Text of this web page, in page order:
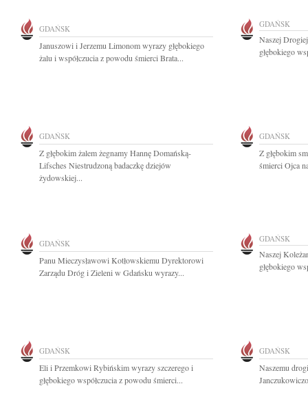
GDAŃSK
Januszowi i Jerzemu Limonom wyrazy głębokiego
żalu i współczucia z powodu śmierci Brata...
GDAŃSK
Naszej
głębokiego
GDAŃSK
Z głębokim żalem żegnamy Hannę Domańską-
Lifsches Niestrudzoną badaczkę dziejów
żydowskiej...
GDAŃSK
Z głębokim
śmierci Ojca
GDAŃSK
Panu Mieczysławowi Kotłowskiemu Dyrektorowi
Zarządu Dróg i Zieleni w Gdańsku wyrazy...
GDAŃSK
Naszej
głębokiego
GDAŃSK
Eli i Przemkowi Rybińskim wyrazy szczerego i
głębokiego współczucia z powodu śmierci...
GDAŃSK
Naszemu